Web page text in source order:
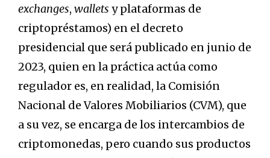
exchanges, wallets y plataformas de
criptopréstamos) en el decreto
presidencial que será publicado en junio de
2023, quien en la práctica actúa como
regulador es, en realidad, la Comisión
Nacional de Valores Mobiliarios (CVM), que
a su vez, se encarga de los intercambios de
criptomonedas, pero cuando sus productos